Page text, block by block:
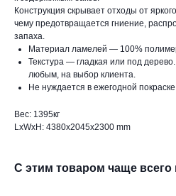
Конструкция скрывает отходы от
чему предотвращается гниение,
запаха.
Материал ламелей — 100%
Текстура — гладкая или под
любым, на выбор клиента.
Не нуждается в ежегодной
Вес: 1395кг
LxWxH: 4380x2045x2300 mm
С этим товаром чаще всего